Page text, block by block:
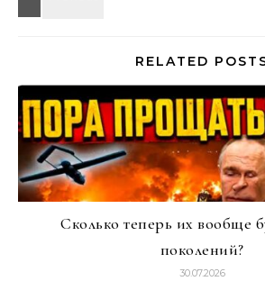
RELATED
Сколько теперь их вообще
поколений?
30.07.2026